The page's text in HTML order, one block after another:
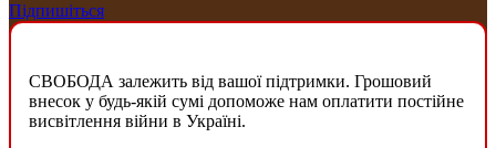
Підпишіться
СВОБОДА залежить від вашої підтримки. Грошовий
внесок у будь-якій сумі допоможе нам оплатити постійне
висвітлення війни в Україні.